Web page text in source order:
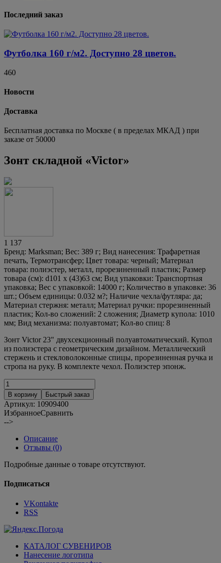
Последний заказ
Футболка 160 г/м2. Доступно 28 цветов.
460
Новости
Доставка
Бесплатная доставка по Москве ( в пределах МКАД ) при
заказе от 50000
Зонт складной «Victor»
1 137
Бренд: Marksman; Вес: 389 г; Вид нанесения: Трафаретная
печать, Термотрансфер; Цвет товара: черный; Материал
товара: полиэстер, металл, прорезиненный пластик; Размер
товара (см): d101 х (43)63 см; Вид упаковки: Транспортная
упаковка; Вес с упаковкой: 14000 г; Количество в упаковке: 36
шт.; Объем единицы: 0.032 м?; Наличие чехла/футляра: да;
Материал стержня: металл; Материал ручки: прорезиненный
пластик; Кол-во сложений: 2 сложения; Диаметр купола: 1010
мм; Вид механизма: полуавтомат; Кол-во спиц: 8
Зонт Victor 23" двухсекционный полуавтоматический. Купол
из полиэстера с геометрическим дизайном. Металлический
стержень и стекловолоконные спицы, прорезиненная ручка и
стропа на руку. В комплекте чехол. Полиэстер эпонж.
В корзину Быстрый заказ
Артикул: 10909400
ИзбранноеСравнить
-->
Описание
Отзывы (0)
Подробные данные о товаре отсутствуют.
Подписаться
VKontakte
RSS
КАТАЛОГ СУВЕНИРОВ
Нанесение логотипа